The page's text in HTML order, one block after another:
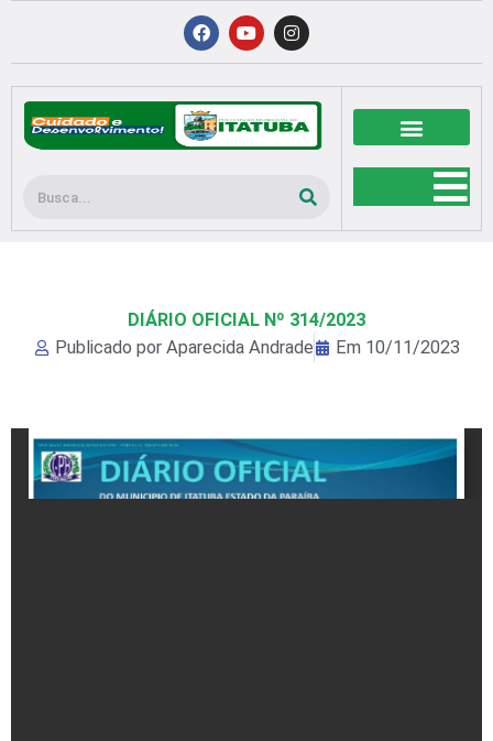
conteúdo
F
a
c
b
o
o
k
Y
o
u
u
b
e
I
n
s
a
g
r
a
Pesquisar
DIÁRIO OFICIAL Nº 314/2023
Publicado por Aparecida Andrade Em 10/11/2023